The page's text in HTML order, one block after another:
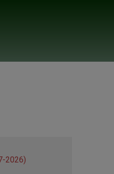
2026)